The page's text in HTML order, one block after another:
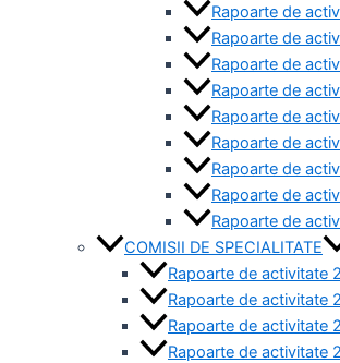
Rapoarte de
Rapoarte de
Rapoarte de
Rapoarte de
Rapoarte de
Rapoarte de
Rapoarte de
Rapoarte de
Rapoarte de
COMISII DE SPECIALITATE
Rapoarte de activitate
Rapoarte de activitate
Rapoarte de activitate
Rapoarte de activitate